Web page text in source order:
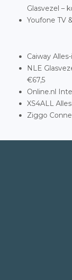
Glasvezel –
Youfone TV
Caiway
NLE
€67,5
Online.nl
XS4ALL
Ziggo